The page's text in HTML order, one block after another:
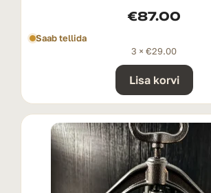
€87.00
Saab tellida
3 × €29.00
Lisa korvi